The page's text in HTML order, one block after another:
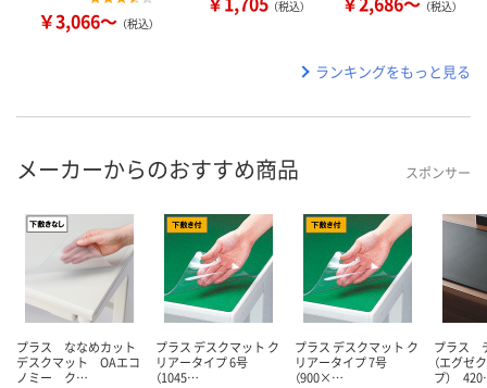
￥3,066～ （税込）
（税込） （税込）
ランキングをもっと見る
メーカーからのおすすめ商品 スポンサー
プラス ななめカット
デスクマット OAエコ
ノミー ク…
プラス デスクマット ク
リアータイプ 6号
（1045…
プラス デスクマット ク
リアータイプ 7号
（900×…
プラス
（エグゼ
プ）